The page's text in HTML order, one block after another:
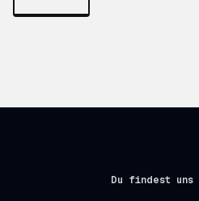
Du findest uns